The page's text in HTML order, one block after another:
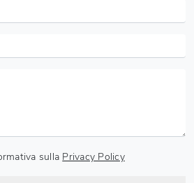
sulla Privacy Policy